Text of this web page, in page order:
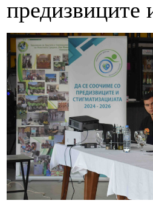
предизвиците